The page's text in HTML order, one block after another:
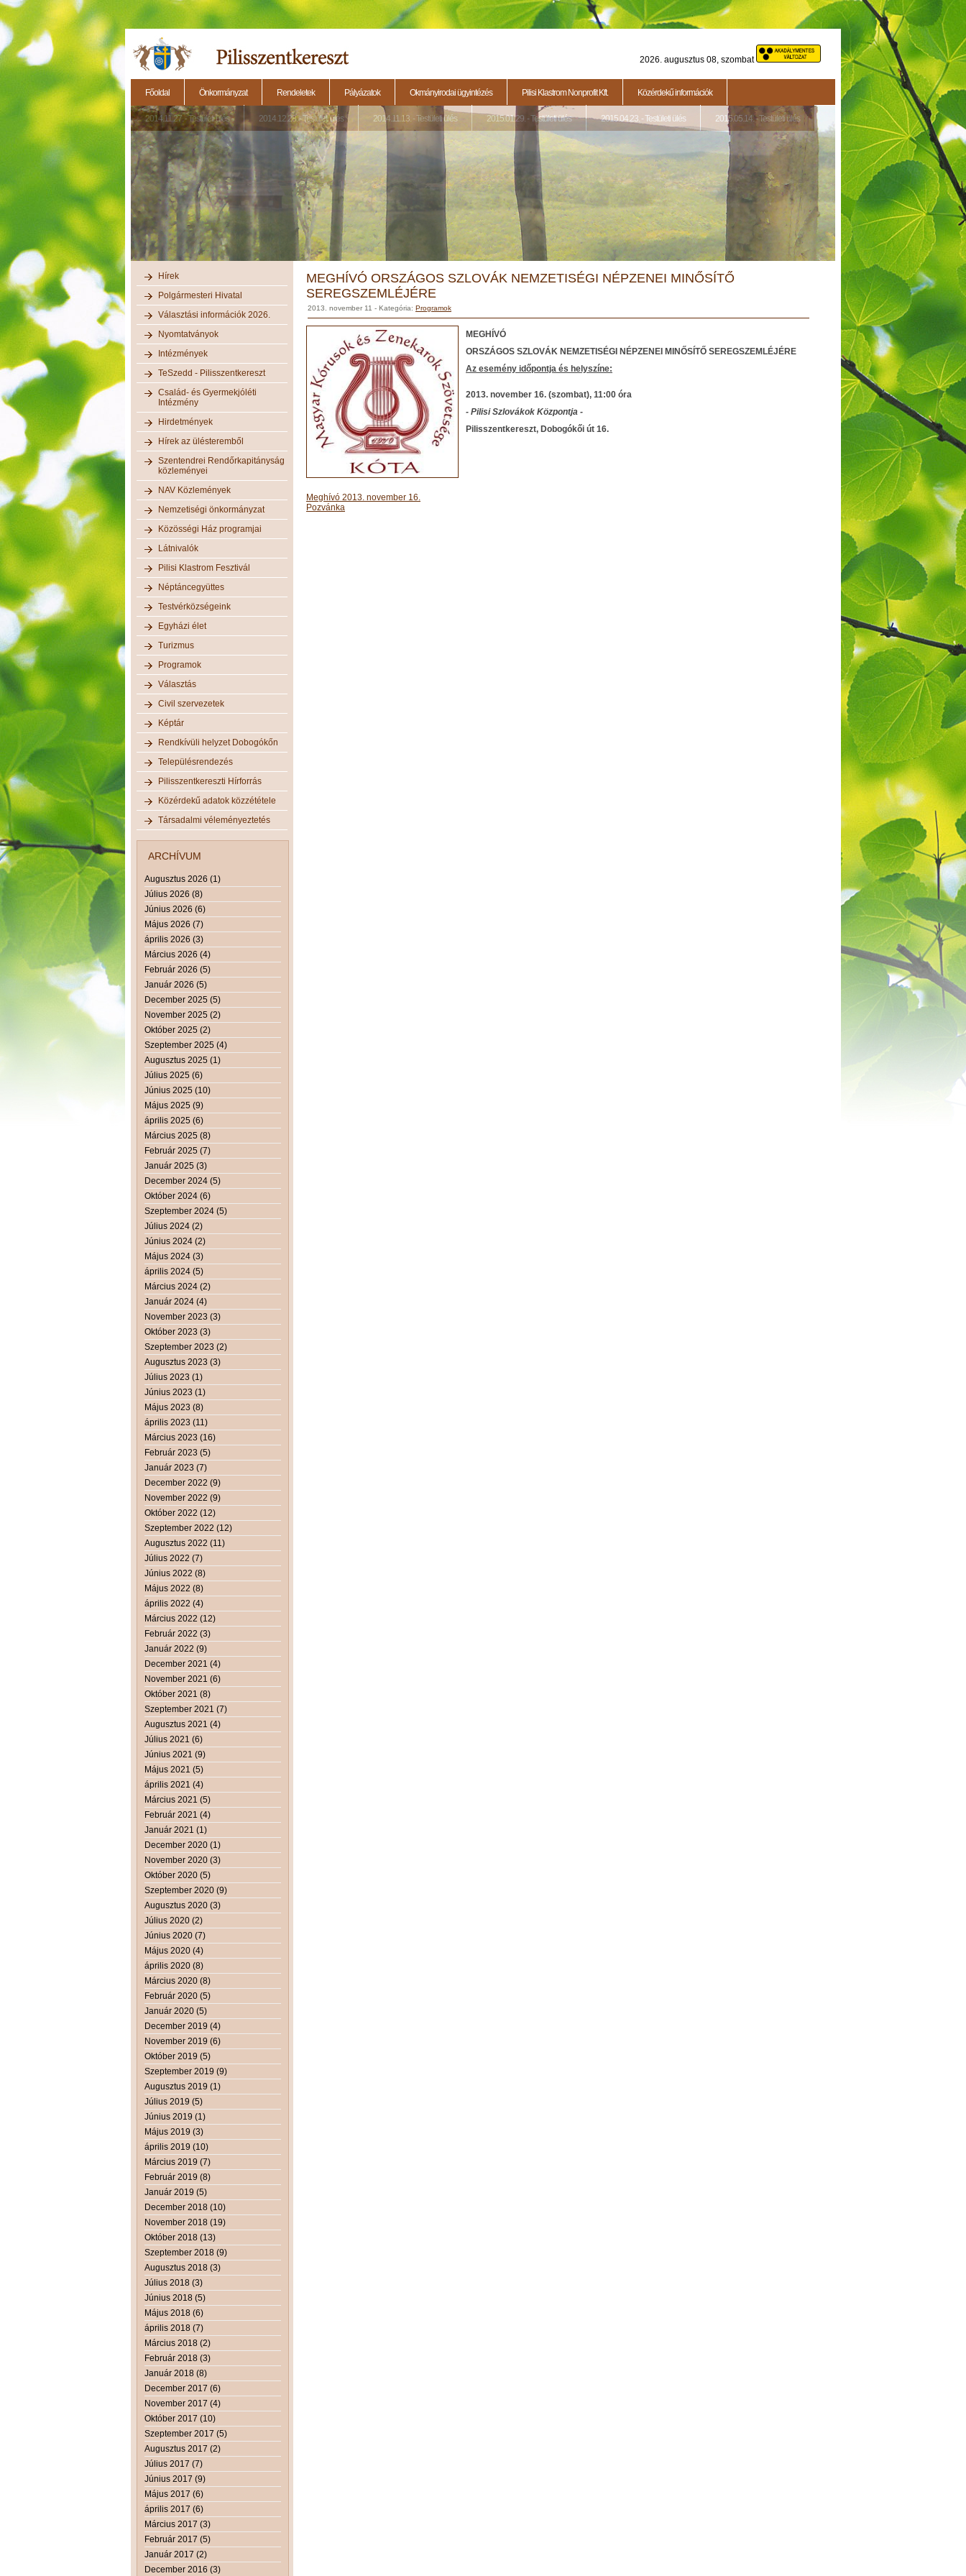
2026. augusztus 08, szombat
Főoldal Önkormányzat Rendeletek Pályázatok Okmányirodai ügyintézés Pilisi Klastrom Nonprofit Kft. Közérdekű információk
2014.11.27. - Testületi ülés 2014.12.28. - Testületi ülés 2014.11.13. - Testületi ülés 2015.01.29. - Testületi ülés 2015.04.23. - Testületi ülés 2015.05.14. - Testületi ülés
Hírek
Polgármesteri Hivatal
Választási információk 2026.
Nyomtatványok
Intézmények
TeSzedd - Pilisszentkereszt
Család- és Gyermekjóléti
Intézmény
Hirdetmények
Hírek az ülésteremből
Szentendrei Rendőrkapitányság
közleményei
NAV Közlemények
Nemzetiségi önkormányzat
Közösségi Ház programjai
Látnivalók
Pilisi Klastrom Fesztivál
Néptáncegyüttes
Testvérközségeink
Egyházi élet
Turizmus
Programok
Választás
Civil szervezetek
Képtár
Rendkívüli helyzet Dobogókőn
Településrendezés
Pilisszentkereszti Hírforrás
Közérdekű adatok közzététele
Társadalmi véleményeztetés
ARCHÍVUM
Augusztus 2026 (1)
Július 2026 (8)
Június 2026 (6)
Május 2026 (7)
április 2026 (3)
Március 2026 (4)
Február 2026 (5)
Január 2026 (5)
December 2025 (5)
November 2025 (2)
Október 2025 (2)
Szeptember 2025 (4)
Augusztus 2025 (1)
Július 2025 (6)
Június 2025 (10)
Május 2025 (9)
április 2025 (6)
Március 2025 (8)
Február 2025 (7)
Január 2025 (3)
December 2024 (5)
Október 2024 (6)
Szeptember 2024 (5)
Július 2024 (2)
Június 2024 (2)
Május 2024 (3)
április 2024 (5)
Március 2024 (2)
Január 2024 (4)
November 2023 (3)
Október 2023 (3)
Szeptember 2023 (2)
Augusztus 2023 (3)
Július 2023 (1)
Június 2023 (1)
Május 2023 (8)
április 2023 (11)
Március 2023 (16)
Február 2023 (5)
Január 2023 (7)
December 2022 (9)
November 2022 (9)
Október 2022 (12)
Szeptember 2022 (12)
Augusztus 2022 (11)
Július 2022 (7)
Június 2022 (8)
Május 2022 (8)
április 2022 (4)
Március 2022 (12)
Február 2022 (3)
Január 2022 (9)
December 2021 (4)
November 2021 (6)
Október 2021 (8)
Szeptember 2021 (7)
Augusztus 2021 (4)
Július 2021 (6)
Június 2021 (9)
Május 2021 (5)
április 2021 (4)
Március 2021 (5)
Február 2021 (4)
Január 2021 (1)
December 2020 (1)
November 2020 (3)
Október 2020 (5)
Szeptember 2020 (9)
Augusztus 2020 (3)
Július 2020 (2)
Június 2020 (7)
Május 2020 (4)
április 2020 (8)
Március 2020 (8)
Február 2020 (5)
Január 2020 (5)
December 2019 (4)
November 2019 (6)
Október 2019 (5)
Szeptember 2019 (9)
Augusztus 2019 (1)
Július 2019 (5)
Június 2019 (1)
Május 2019 (3)
április 2019 (10)
Március 2019 (7)
Február 2019 (8)
Január 2019 (5)
December 2018 (10)
November 2018 (19)
Október 2018 (13)
Szeptember 2018 (9)
Augusztus 2018 (3)
Július 2018 (3)
Június 2018 (5)
Május 2018 (6)
április 2018 (7)
Március 2018 (2)
Február 2018 (3)
Január 2018 (8)
December 2017 (6)
November 2017 (4)
Október 2017 (10)
Szeptember 2017 (5)
Augusztus 2017 (2)
Július 2017 (7)
Június 2017 (9)
Május 2017 (6)
április 2017 (6)
Március 2017 (3)
Február 2017 (5)
Január 2017 (2)
December 2016 (3)
MEGHÍVÓ ORSZÁGOS SZLOVÁK NEMZETISÉGI NÉPZENEI MINŐSÍTŐ
SEREGSZEMLÉJÉRE
2013. november 11 - Kategória: Programok
MEGHÍVÓ
ORSZÁGOS SZLOVÁK NEMZETISÉGI NÉPZENEI MINŐSÍTŐ SEREGSZEMLÉJÉRE
Az esemény időpontja és helyszíne:
2013. november 16. (szombat), 11:00 óra
- Pilisi Szlovákok Központja -
Pilisszentkereszt, Dobogókői út 16.
Meghívó 2013. november 16.
Pozvánka